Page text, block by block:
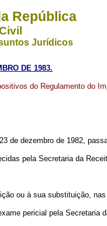
República
Jurídicos
DE 1983.
do Regulamento do
de dezembro de 1982,
pela Secretaria da
ou à sua substituição,
pericial pela Secretaria